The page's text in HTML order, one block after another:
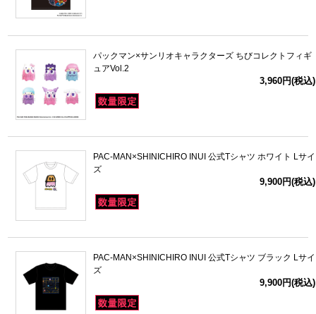
パックマン×サンリオキャラクターズ ちびコレクトフィギ
ュアVol.2
3,960円(税込)
PAC-MAN×SHINICHIRO INUI 公式Tシャツ ホワイト Lサイ
ズ
9,900円(税込)
PAC-MAN×SHINICHIRO INUI 公式Tシャツ ブラック Lサイ
ズ
9,900円(税込)